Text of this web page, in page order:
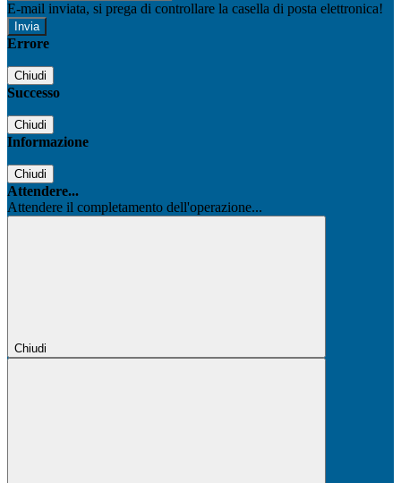
E-mail inviata, si prega di controllare la casella di posta elettronica!
Errore
Chiudi
Successo
Chiudi
Informazione
Chiudi
Attendere...
Attendere il completamento dell'operazione...
Chiudi